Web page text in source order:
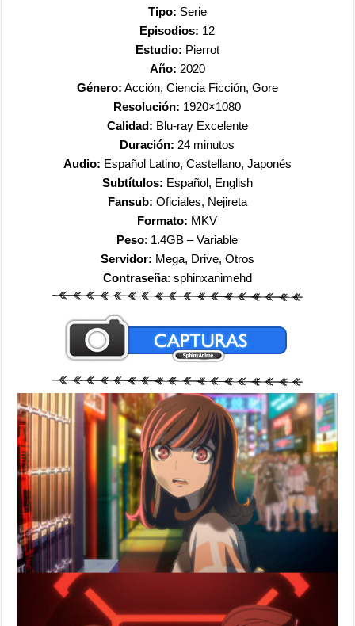
Tipo: Serie
Episodios: 12
Estudio: Pierrot
Año: 2020
Género: Acción, Ciencia Ficción, Gore
Resolución: 1920×1080
Calidad: Blu-ray Excelente
Duración: 24 minutos
Audio: Español Latino, Castellano, Japonés
Subtítulos: Español, English
Fansub: Oficiales, Nejireta
Formato: MKV
Peso: 1.4GB – Variable
Servidor: Mega, Drive, Otros
Contraseña: sphinxanimehd